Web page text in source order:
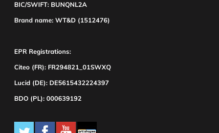
BIC/SWIFT: BUNQNL2A
Brand name: WT&D (1512476)
EPR Registrations:
Citeo (FR): FR294821_01SWXQ
Lucid (DE): DE5615432224397
BDO (PL): 000639192